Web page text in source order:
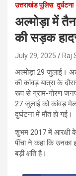
उत्तराखंड पुलिस दुर्घटना
अल्मोड़ा में
की सड़क
July 29, 2025 Raj
अल्मोड़ा 29 जुलाई।
की कांवड़ यात्रा के
रूप से ग्राम-गोरण
27 जुलाई को कांवड़
दुर्घटना में मौत हो गई।
शुभम 2017 में आरक्षी
पींचा ने कहा कि उनका
बड़ी क्षति है।